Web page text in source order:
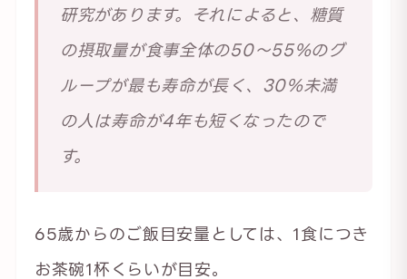
研究があります。それによると、糖質
の摂取量が食事全体の50〜55％のグ
ループが最も寿命が長く、30％未満
の人は寿命が4年も短くなったので
す。
65歳からのご飯目安量としては、1食につき
お茶碗1杯くらいが目安。